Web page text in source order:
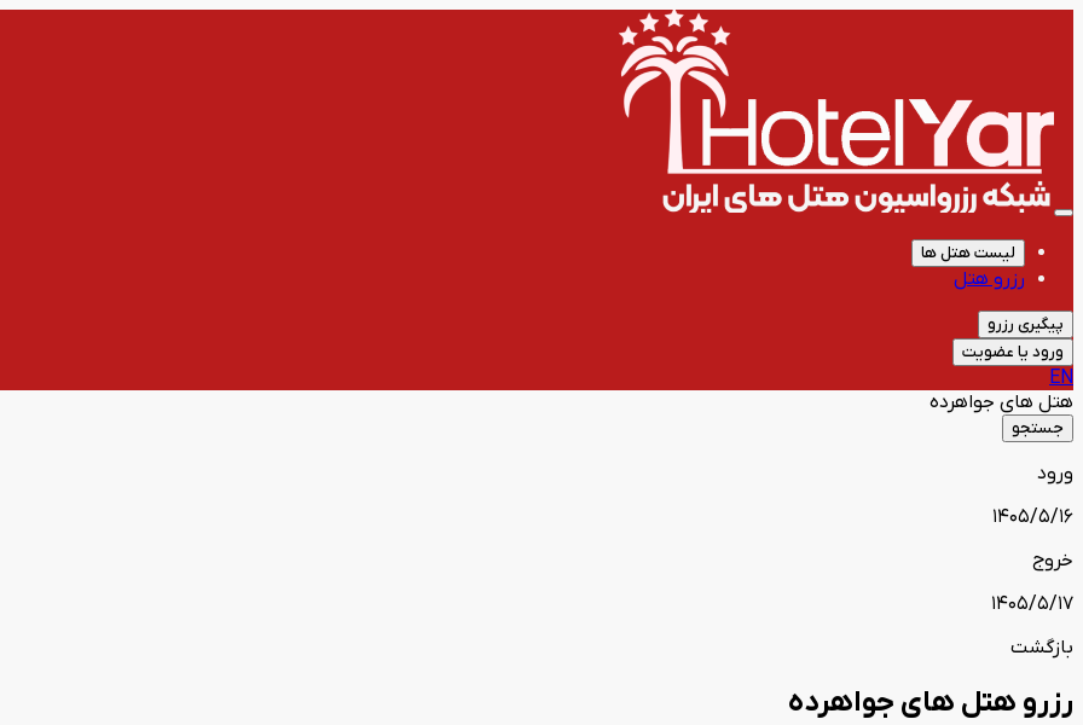
لیست هتل ها
رزرو هتل
پیگیری رزرو
ورود یا عضویت
EN
هتل های جواهرده
جستجو
ورود
1405/5/16
خروج
1405/5/17
بازگشت
رزرو هتل های جواهرده